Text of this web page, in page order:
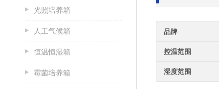
光照培养箱
人工气候箱
恒温恒湿箱
霉菌培养箱
品牌
控温范围
湿度范围